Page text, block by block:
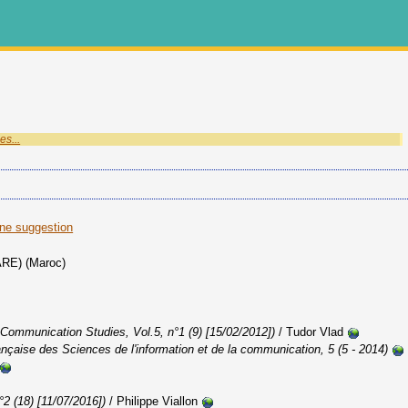
suggestion
(Maroc)
Studies, Vol.5, n°1 (9) [15/02/2012]) / Tudor Vlad
des Sciences de l'information et de la communication, 5 (5 - 2014)
(18) [11/07/2016]) / Philippe Viallon